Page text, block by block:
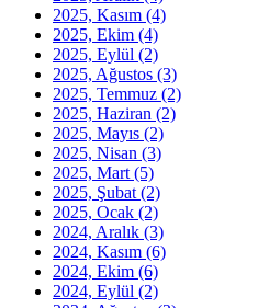
2025, Kasım (4)
2025, Ekim (4)
2025, Eylül (2)
2025, Ağustos (3)
2025, Temmuz (2)
2025, Haziran (2)
2025, Mayıs (2)
2025, Nisan (3)
2025, Mart (5)
2025, Şubat (2)
2025, Ocak (2)
2024, Aralık (3)
2024, Kasım (6)
2024, Ekim (6)
2024, Eylül (2)